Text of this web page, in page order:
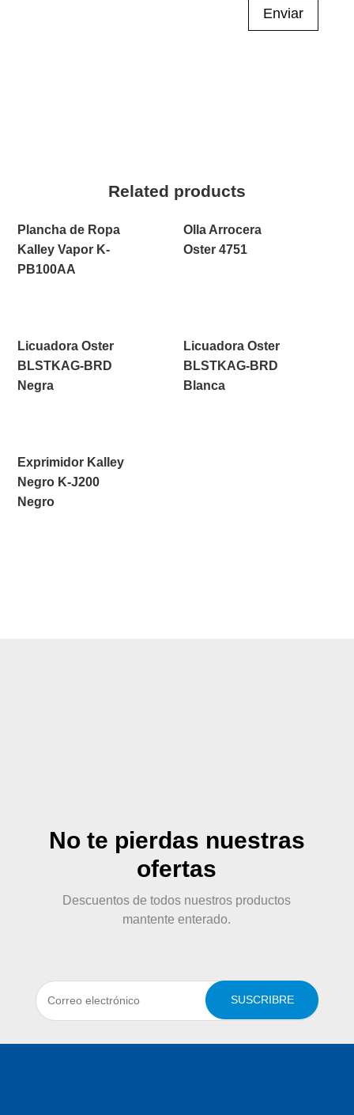
Enviar
Related products
Plancha de Ropa
Kalley Vapor K-
PB100AA
Olla Arrocera
Oster 4751
Licuadora Oster
BLSTKAG-BRD
Negra
Licuadora Oster
BLSTKAG-BRD
Blanca
Exprimidor Kalley
Negro K-J200
Negro
No te pierdas nuestras
ofertas
Descuentos de todos nuestros productos
mantente enterado.
SUSCRIBRE